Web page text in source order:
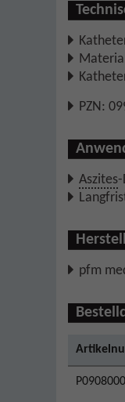
PZN:
Aszites-
pfm